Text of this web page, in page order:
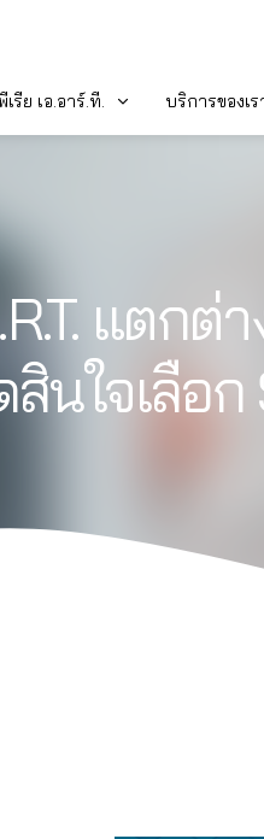
เรีย เอ.อาร์.ที. บริการของเร
แตกต่
นใจเลือก